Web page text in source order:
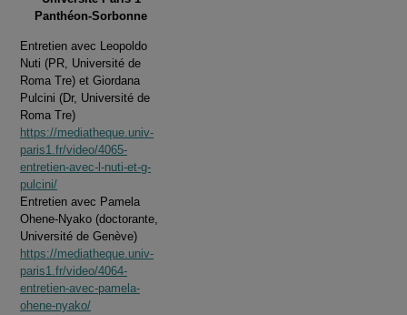
Panthéon-Sorbonne
Entretien avec Leopoldo
Nuti (PR, Université de
Roma Tre) et Giordana
Pulcini (Dr, Université de
Roma Tre)
https://mediatheque.univ-
paris1.fr/video/4065-
entretien-avec-l-nuti-et-g-
pulcini/
Entretien avec Pamela
Ohene-Nyako (doctorante,
Université de Genève)
https://mediatheque.univ-
paris1.fr/video/4064-
entretien-avec-pamela-
ohene-nyako/